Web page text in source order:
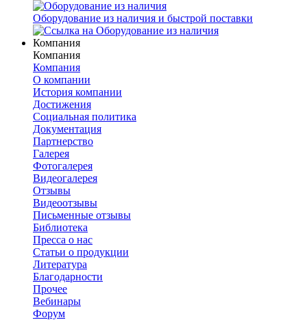
Оборудование из наличия и быстрой поставки
Компания
Компания
Компания
О компании
История компании
Достижения
Социальная политика
Документация
Партнерство
Галерея
Фотогалерея
Видеогалерея
Отзывы
Видеоотзывы
Письменные отзывы
Библиотека
Пресса о нас
Статьи о продукции
Литература
Благодарности
Прочее
Вебинары
Форум